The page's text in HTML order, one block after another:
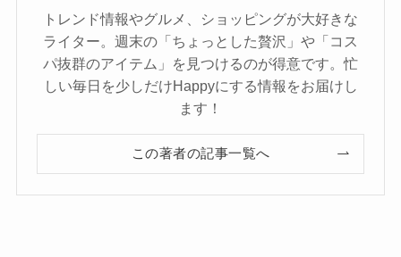
トレンド情報やグルメ、ショッピングが大好きな
ライター。週末の「ちょっとした贅沢」や「コス
パ抜群のアイテム」を見つけるのが得意です。忙
しい毎日を少しだけHappyにする情報をお届けし
ます！
この著者の記事一覧へ